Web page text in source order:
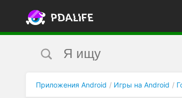
Приложения Android Игры на Android